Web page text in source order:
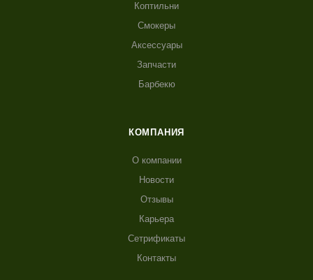
Коптильни
Смокеры
Аксессуары
Запчасти
Барбекю
КОМПАНИЯ
О компании
Новости
Отзывы
Карьера
Сетрификаты
Контакты